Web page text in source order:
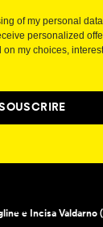
of my personal
personalized
my choices,
e Incisa Valdarno